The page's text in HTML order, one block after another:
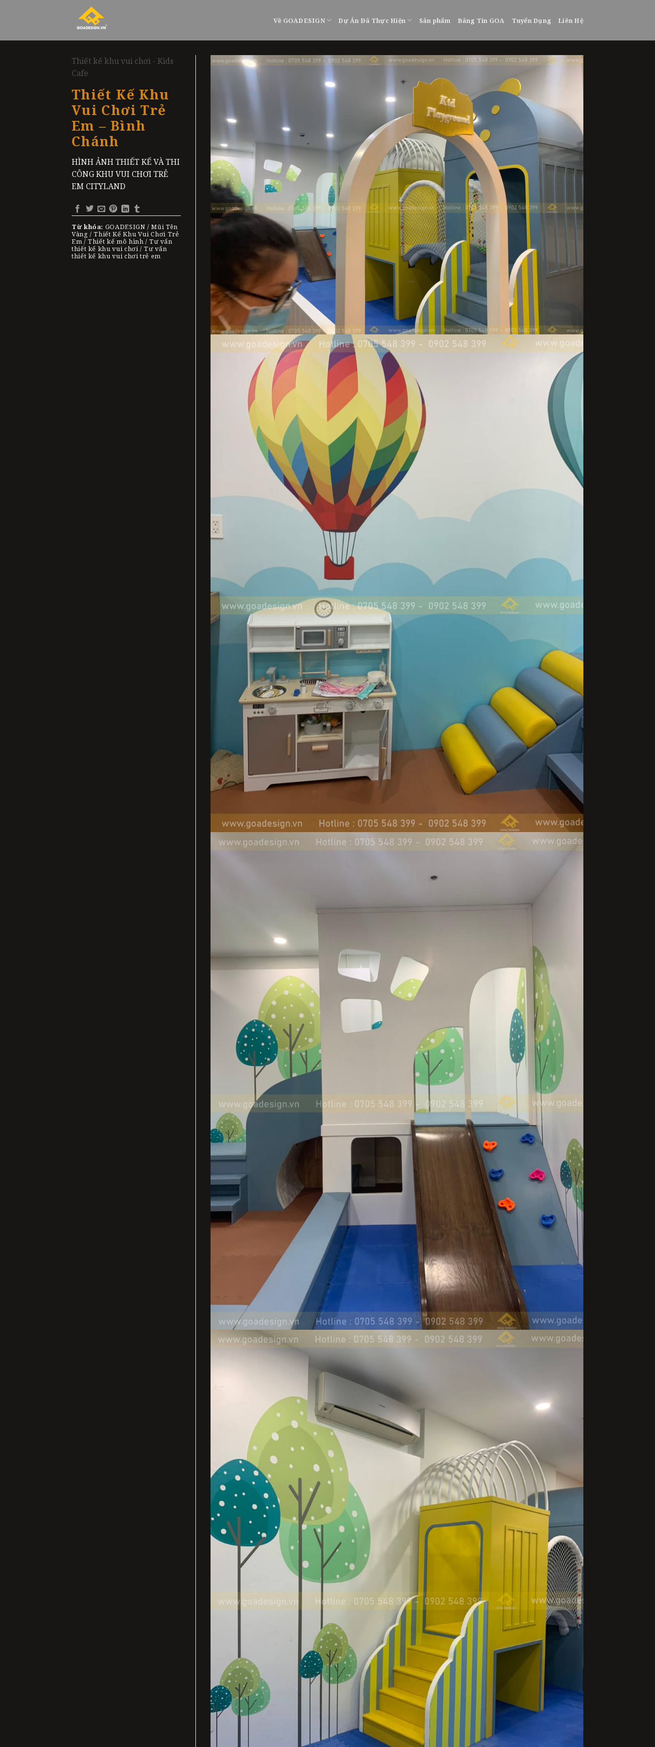
Về GOADESIGN Dự Án Đã Thực Hiện Sản phẩm Bảng Tin GOA Tuyển Dụng Liên Hệ
Thiết kế khu vui chơi - Kids
Cafe
Thiết Kế Khu
Vui Chơi Trẻ
Em – Bình
Chánh
HÌNH ẢNH THIẾT KẾ VÀ THI
CÔNG KHU VUI CHƠI TRẺ
EM CITYLAND
Từ khóa: GOADESIGN / Mũi Tên
Vàng / Thiết Kế Khu Vui Chơi Trẻ
Em / Thiết kế mô hình / Tư vấn
thiết kế khu vui chơi / Tư vấn
thiết kế khu vui chơi trẻ em